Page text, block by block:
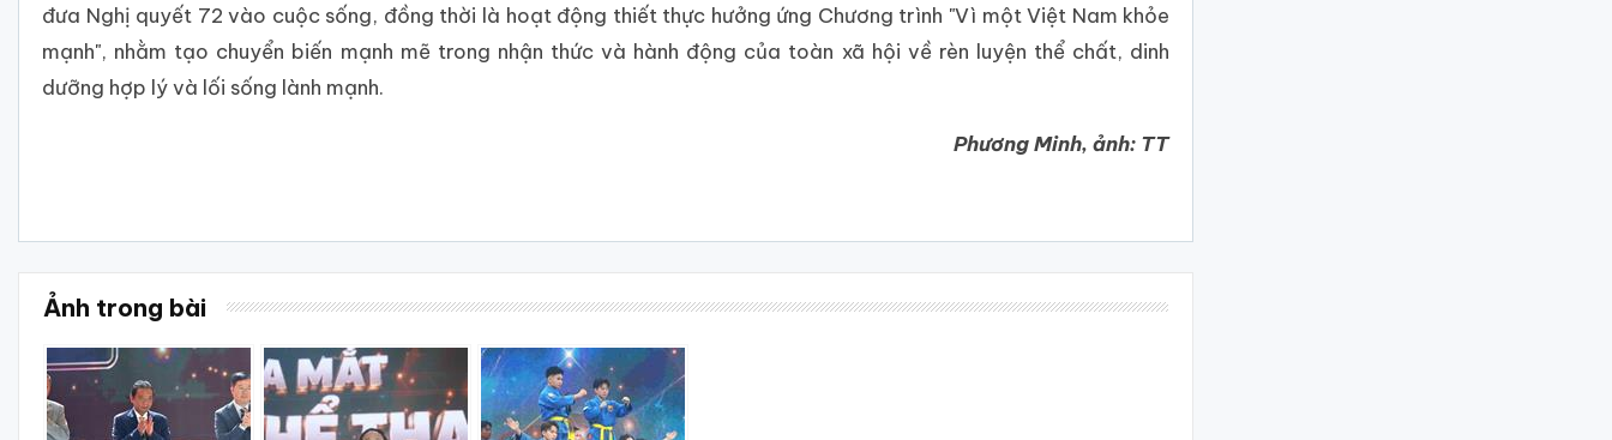
đưa Nghị quyết 72 vào cuộc sống, đồng thời là hoạt động thiết thực hưởng ứng Chương trình "Vì một Việt Nam khỏe
mạnh", nhằm tạo chuyển biến mạnh mẽ trong nhận thức và hành động của toàn xã hội về rèn luyện thể chất, dinh
dưỡng hợp lý và lối sống lành mạnh.
Phương Minh, ảnh: TT
Ảnh trong bài